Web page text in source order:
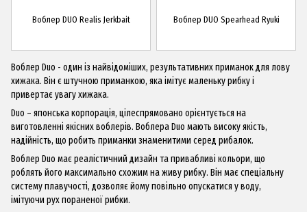
Воблер Duo ​​- один із найвідоміших, результативних приманок для лову
хижака. Він є штучною приманкою, яка імітує маленьку рибку і
привертає увагу хижака.
Duo – японська корпорація, цілеспрямовано орієнтується на
виготовленні якісних воблерів. Воблера Duo мають високу якість,
надійність, що робить приманки знаменитими серед рибалок.
Воблер Duo ​​має реалістичний дизайн та привабливі кольори, що
роблять його максимально схожим на живу рибку. Він має спеціальну
систему плавучості, дозволяє йому повільно опускатися у воду,
імітуючи рух пораненої рибки.
Воблер DUO Realis Jerkbait Воблер DUO Spearhead Ryuki